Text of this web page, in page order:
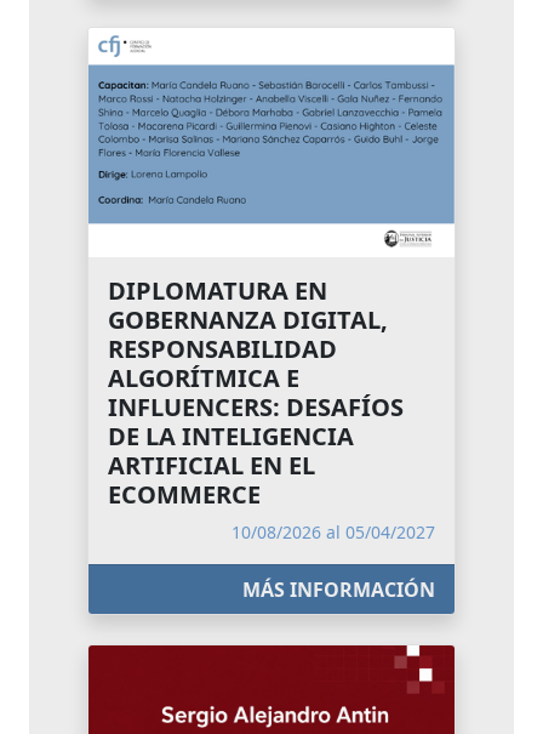
DIPLOMATURA EN
GOBERNANZA DIGITAL,
RESPONSABILIDAD
ALGORÍTMICA E
INFLUENCERS: DESAFÍOS
DE LA INTELIGENCIA
ARTIFICIAL EN EL
ECOMMERCE
10/08/2026 al 05/04/2027
MÁS INFORMACIÓN